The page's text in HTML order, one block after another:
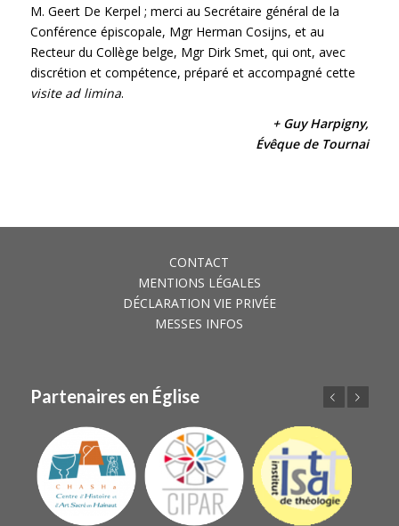
M. Geert De Kerpel ; merci au Secrétaire général de la
Conférence épiscopale, Mgr Herman Cosijns, et au
Recteur du Collège belge, Mgr Dirk Smet, qui ont, avec
discrétion et compétence, préparé et accompagné cette
visite ad limina.
+ Guy Harpigny,
Évêque de Tournai
CONTACT
MENTIONS LÉGALES
DÉCLARATION VIE PRIVÉE
MESSES INFOS
Partenaires en Église